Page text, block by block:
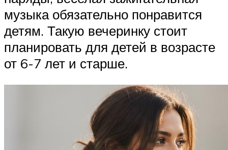
музыка обязательно понравится
детям. Такую вечеринку стоит
планировать для детей в возрасте
от 6-7 лет и старше.